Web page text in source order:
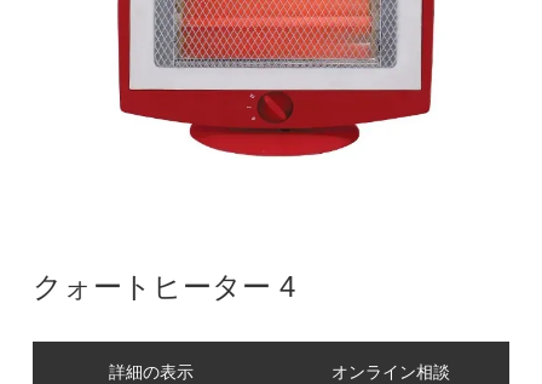
クォートヒーター 4
詳細の表示 オンライン相談